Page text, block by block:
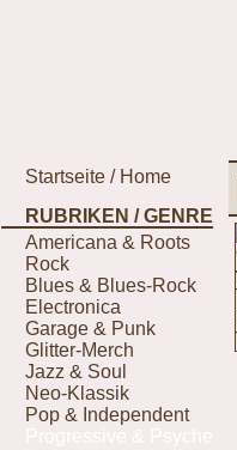
Startseite / Home
RUBRIKEN / GENRE
Americana & Roots
Rock
Blues & Blues-Rock
Electronica
Garage & Punk
Glitter-Merch
Jazz & Soul
Neo-Klassik
Pop & Independent